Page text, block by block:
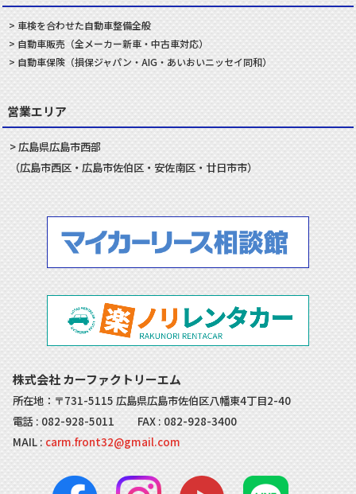
車検を合わせた自動車整備全般
自動車販売 （全メーカー新車・中古車対応）
自動車保険（損保ジャパン・AIG・あいおいニッセイ同和）
営業エリア
広島県広島市西部
（広島市西区・ 広島市佐伯区・ 安佐南区・ 廿日市市）
株式会社 カーファクトリーエム
所在地：〒731-5115 広島県広島市佐伯区八幡東4丁目2-40
電話 : 082-928-5011 FAX : 082-928-3400
MAIL : carm.front32@gmail.com